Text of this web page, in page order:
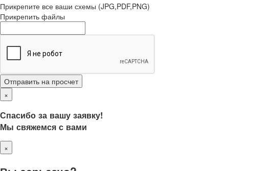
Прикрепите все ваши схемы (JPG,PDF,PNG)
Прикрепить файлы
Отправить на просчет
×
Спасибо за вашу заявку!
Мы свяжемся с вами
×